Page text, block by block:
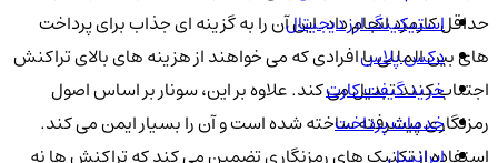
حداقل کارمزد انجام داد. این آن را به گزینه ای جذاب برای پرداخت
های بین المللی یا افرادی که می خواهند از هزینه های بالای تراکنش
اجتناب کنند تبدیل می کند. علاوه بر این، سونار بر اساس اصول
رمزنگاری پیشرفته ساخته شده است و آن را بسیار ایمن می کند.
استفاده از تکنیک های رمزنگاری تضمین می کند که تراکنش ها نه
استیکینگ ارز دیجیتال
دکس پلاس
خرید گیفت کارت
خدمات پرداخت
ایرانسل